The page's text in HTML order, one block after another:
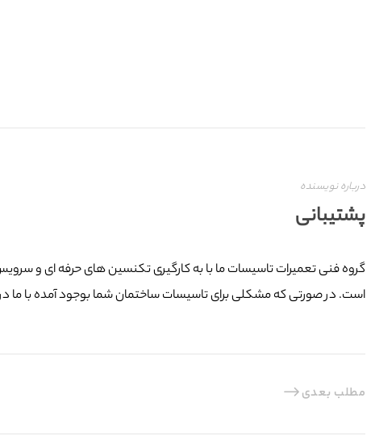
درباره نویسنده
پشتیبانی
است. در صورتی که مشکلی برای تاسیسات ساختمان شما بوجود آمده با ما
مطلب بعدی